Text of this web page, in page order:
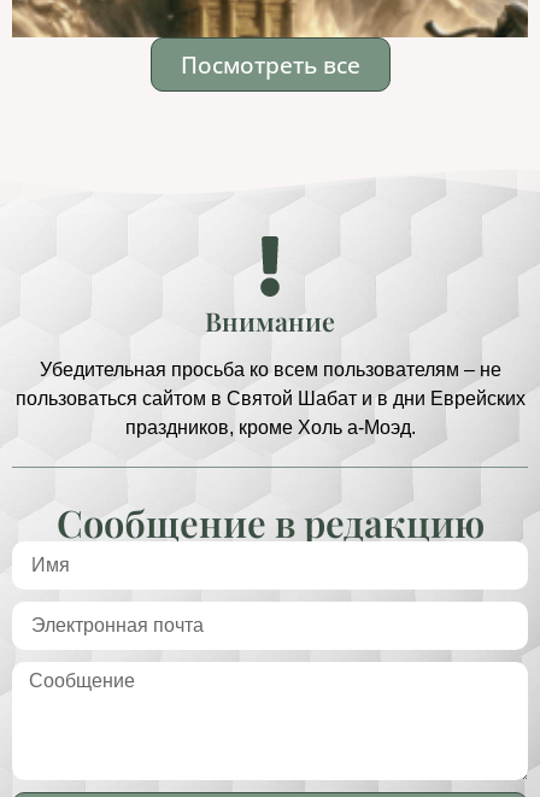
Посмотреть все
Внимание
Убедительная просьба ко всем пользователям – не
пользоваться сайтом в Святой Шабат и в дни Еврейских
праздников, кроме Холь а-Моэд.
Сообщение в редакцию